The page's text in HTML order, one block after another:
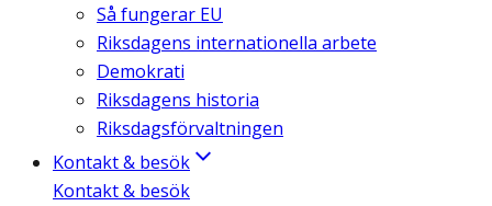
Så fungerar EU
Riksdagens internationella arbete
Demokrati
Riksdagens historia
Riksdagsförvaltningen
Kontakt & besök
Kontakt & besök